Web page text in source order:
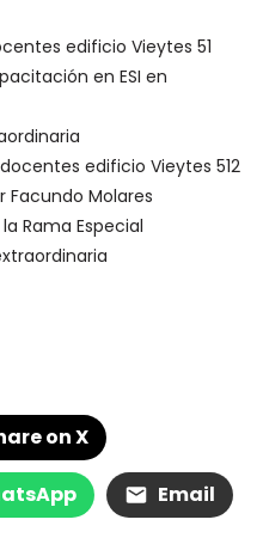
edificio Vieytes 51
en ESI en
edificio Vieytes 512
Facundo Molares
Rama Especial
on X
Email